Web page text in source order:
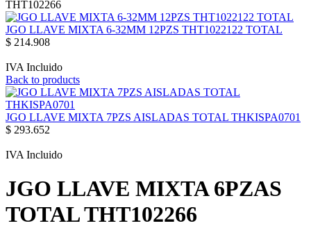
THT102266
JGO LLAVE MIXTA 6-32MM 12PZS THT1022122 TOTAL
$ 214.908
IVA Incluido
Back to products
JGO LLAVE MIXTA 7PZS AISLADAS TOTAL THKISPA0701
$ 293.652
IVA Incluido
JGO LLAVE MIXTA 6PZAS
TOTAL THT102266